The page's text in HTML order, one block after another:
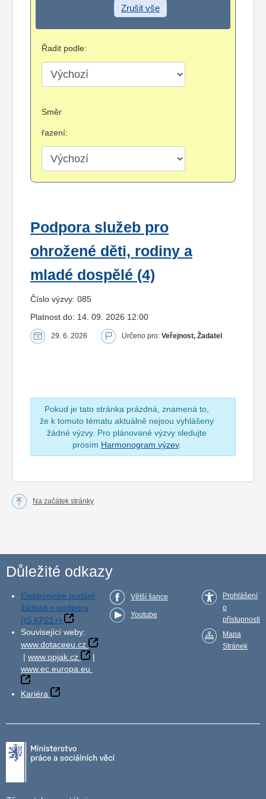
Zrušit vše
Řadit podle:
Směr
řazení:
Podpora služeb pro
ohrožené děti, rodiny a
mladé dospělé (4)
Číslo výzvy: 085
Platnost do: 14. 09. 2026 12:00
29. 6. 2026 Určeno pro: Veřejnost, Žadatel
Pokud je tato stránka prázdná, znamená to,
že k tomuto tématu aktuálně nejsou vyhlášeny
žádné výzvy. Pro plánované výzvy sledujte
prosím Harmonogram výzev.
Na začátek stránky
Důležité odkazy
Elektronické podání
žádosti o podporu
(IS KP21+)
Související weby:
www.dotaceeu.cz
| www.opjak.cz
|
www.ec.europa.eu
Kariéra
Větší šance
Youtube
Prohlášení
o
přístupnosti
Mapa
Stránek